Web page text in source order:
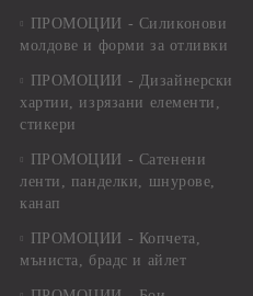
ПРОМОЦИИ - Силиконови
молдове и форми за отливки
ПРОМОЦИИ - Дизайнерски
хартии, изрязани елементи,
стикери
ПРОМОЦИИ - Сатенени
ленти, панделки, шнурове,
канап
ПРОМОЦИИ - Копчета,
мъниста, брадс и айлет